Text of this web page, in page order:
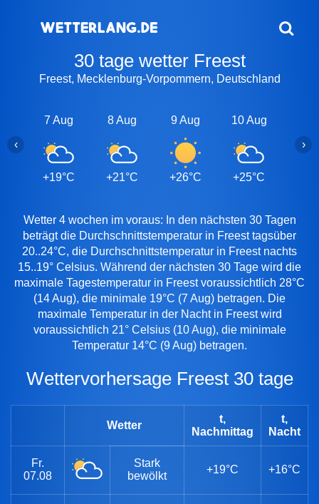
30 tage wetter Freest
Freest, Mecklenburg-Vorpommern, Deutschland
7 Aug
+19°C
8 Aug
+21°C
9 Aug
+26°C
10 Aug
+25°C
‹ ›
Wetter 4 wochen im voraus: In den nächsten 30 Tagen
beträgt die Durchschnittstemperatur in Freest tagsüber
20..24°C, die Durchschnittstemperatur in Freest nachts
15..19° Celsius. Während der nächsten 30 Tage wird die
maximale Tagestemperatur in Freest voraussichtlich 28°C
(14 Aug), die minimale 19°C (7 Aug) betragen. Die
maximale Temperatur in der Nacht in Freest wird
voraussichtlich 21° Celsius (10 Aug), die minimale
Temperatur 14°C (9 Aug) betragen.
Wettervorhersage Freest 30 tage
Wetter
t,
Nachmittag
t,
Nacht
Fr.
07.08
Stark
bewölkt
+19°C +16°C